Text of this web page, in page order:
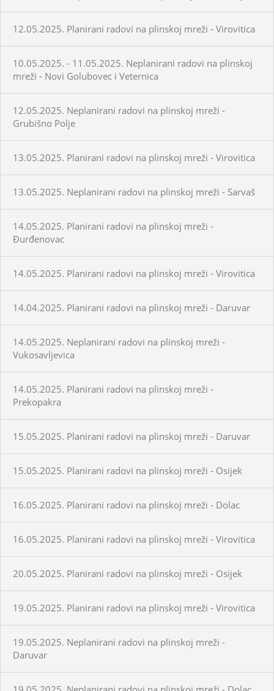
12.05.2025. Planirani radovi na plinskoj mreži - Virovitica
10.05.2025. - 11.05.2025. Neplanirani radovi na plinskoj
mreži - Novi Golubovec i Veternica
12.05.2025. Neplanirani radovi na plinskoj mreži -
Grubišno Polje
13.05.2025. Planirani radovi na plinskoj mreži - Virovitica
13.05.2025. Neplanirani radovi na plinskoj mreži - Sarvaš
14.05.2025. Planirani radovi na plinskoj mreži -
Đurđenovac
14.05.2025. Planirani radovi na plinskoj mreži - Virovitica
14.04.2025. Planirani radovi na plinskoj mreži - Daruvar
14.05.2025. Neplanirani radovi na plinskoj mreži -
Vukosavljevica
14.05.2025. Planirani radovi na plinskoj mreži -
Prekopakra
15.05.2025. Planirani radovi na plinskoj mreži - Daruvar
15.05.2025. Planirani radovi na plinskoj mreži - Osijek
16.05.2025. Planirani radovi na plinskoj mreži - Dolac
16.05.2025. Planirani radovi na plinskoj mreži - Virovitica
20.05.2025. Planirani radovi na plinskoj mreži - Osijek
19.05.2025. Planirani radovi na plinskoj mreži - Virovitica
19.05.2025. Neplanirani radovi na plinskoj mreži -
Daruvar